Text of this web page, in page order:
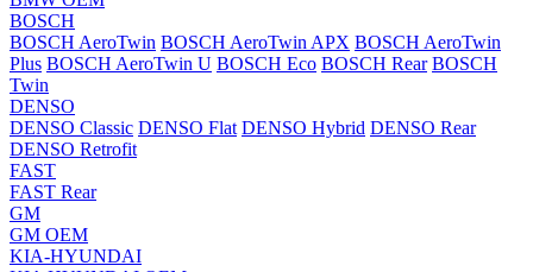
BOSCH
BOSCH AeroTwin BOSCH AeroTwin APX BOSCH AeroTwin
Plus BOSCH AeroTwin U BOSCH Eco BOSCH Rear BOSCH
Twin
DENSO
DENSO Classic DENSO Flat DENSO Hybrid DENSO Rear
DENSO Retrofit
FAST
FAST Rear
GM
GM OEM
KIA-HYUNDAI